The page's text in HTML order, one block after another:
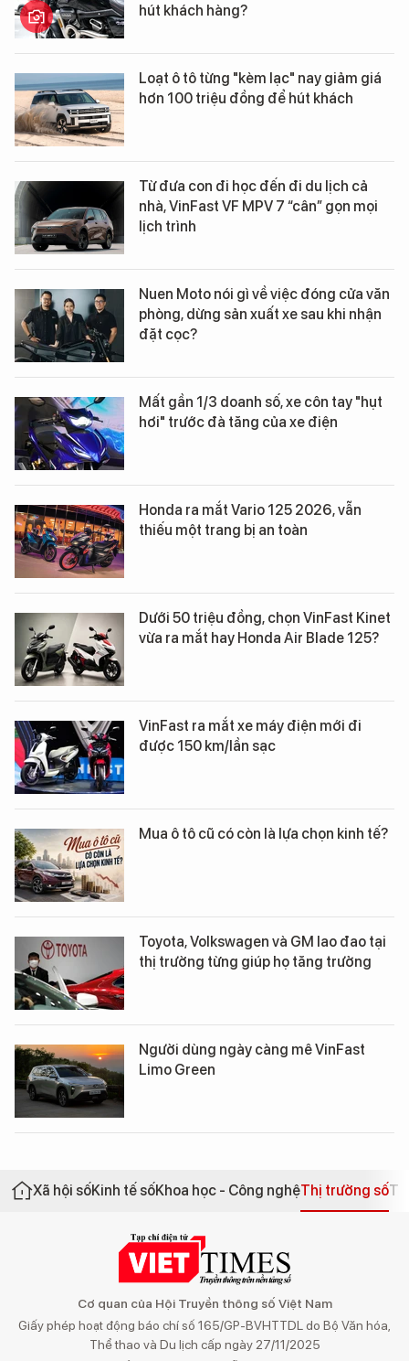
hút khách hàng?
Loạt ô tô từng "kèm lạc" nay giảm giá
hơn 100 triệu đồng để hút khách
Từ đưa con đi học đến đi du lịch cả
nhà, VinFast VF MPV 7 “cân” gọn mọi
lịch trình
Nuen Moto nói gì về việc đóng cửa văn
phòng, dừng sản xuất xe sau khi nhận
đặt cọc?
Mất gần 1/3 doanh số, xe côn tay "hụt
hơi" trước đà tăng của xe điện
Honda ra mắt Vario 125 2026, vẫn
thiếu một trang bị an toàn
Dưới 50 triệu đồng, chọn VinFast Kinet
vừa ra mắt hay Honda Air Blade 125?
VinFast ra mắt xe máy điện mới đi
được 150 km/lần sạc
Mua ô tô cũ có còn là lựa chọn kinh tế?
Toyota, Volkswagen và GM lao đao tại
thị trường từng giúp họ tăng trưởng
Người dùng ngày càng mê VinFast
Limo Green
Xã hội sốKinh tế sốKhoa học - Công nghệThị trường số
Cơ quan của Hội Truyền thông số Việt Nam
Giấy phép hoạt động báo chí số 165/GP-BVHTTDL do Bộ Văn hóa,
Thể thao và Du lịch cấp ngày 27/11/2025